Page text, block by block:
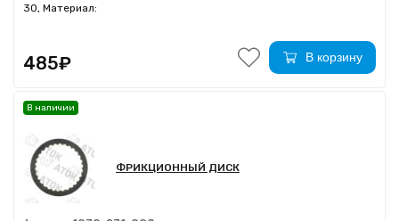
30, Материал:
485₽ В корзину
ФРИКЦИОННЫЙ ДИСК
В наличии